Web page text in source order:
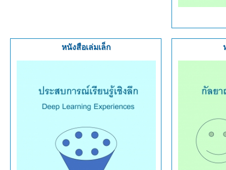
หนังสือเล่มเล็ก